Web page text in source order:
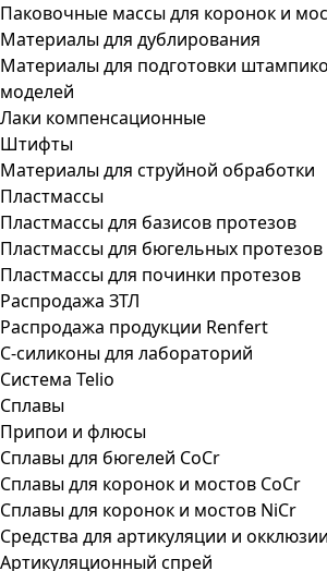
Паковочные массы для коронок и
Материалы для дублирования
Материалы для подготовки
моделей
Лаки компенсационные
Штифты
Материалы для струйной обработки
Пластмассы
Пластмассы для базисов протезов
Пластмассы для бюгельных протезов
Пластмассы для починки протезов
Распродажа ЗТЛ
Распродажа продукции Renfert
С-силиконы для лабораторий
Система Telio
Сплавы
Припои и флюсы
Сплавы для бюгелей CoCr
Сплавы для коронок и мостов CoCr
Сплавы для коронок и мостов NiCr
Средства для артикуляции и окклюзии
Артикуляционный спрей